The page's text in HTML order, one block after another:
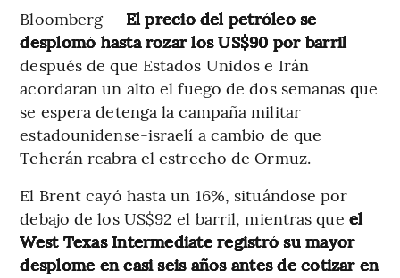
Bloomberg — El precio del petróleo se
desplomó hasta rozar los US$90 por barril
después de que Estados Unidos e Irán
acordaran un alto el fuego de dos semanas que
se espera detenga la campaña militar
estadounidense-israelí a cambio de que
Teherán reabra el estrecho de Ormuz.
El Brent cayó hasta un 16%, situándose por
debajo de los US$92 el barril, mientras que el
West Texas Intermediate registró su mayor
desplome en casi seis años antes de cotizar en